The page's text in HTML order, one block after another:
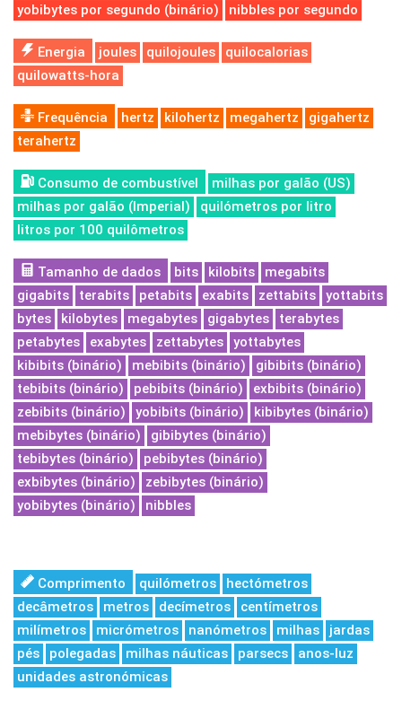
yobibytes por segundo (binário)
nibbles por segundo
Energia joules quilojoules
quilocalorias
quilowatts-hora
Frequência hertz kilohertz megahertz
gigahertz
terahertz
Consumo de combustível
milhas por galão (US)
milhas por galão (Imperial)
quilómetros por litro
litros por 100 quilômetros
Tamanho de dados bits kilobits
megabits
gigabits
terabits petabits exabits zettabits
yottabits
bytes
kilobytes megabytes gigabytes
terabytes
petabytes
exabytes zettabytes
yottabytes
kibibits (binário)
mebibits (binário)
gibibits (binário)
tebibits (binário)
pebibits (binário)
exbibits (binário)
zebibits (binário)
yobibits (binário)
kibibytes (binário)
mebibytes (binário)
gibibytes (binário)
tebibytes (binário)
pebibytes (binário)
exbibytes (binário)
zebibytes (binário)
yobibytes (binário)
nibbles
Comprimento quilómetros
hectómetros
decâmetros
metros decímetros
centímetros
milímetros
micrómetros nanómetros milhas
jardas
pés
polegadas milhas náuticas parsecs
anos-luz
unidades astronómicas